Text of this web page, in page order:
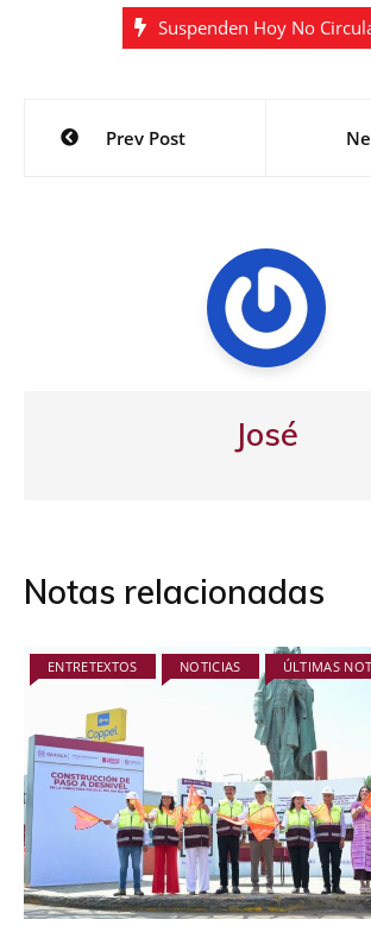
Suspenden Hoy No
Navegación
Prev Post
José
Notas relacionadas
ENTRETEXTOS NOTICIAS ÚLTIMAS